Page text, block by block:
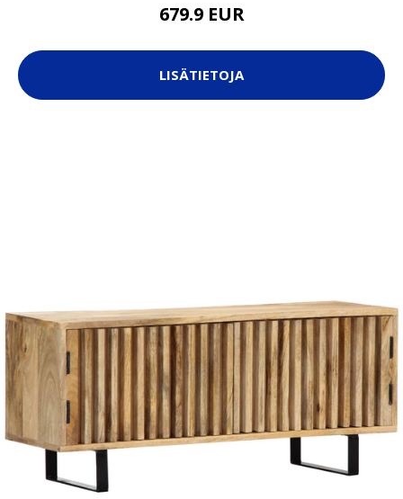
679.9 EUR
LISÄTIETOJA